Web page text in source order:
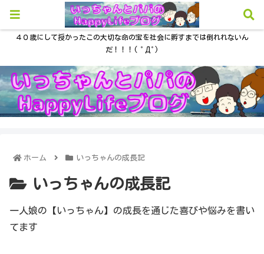
４０歳にして授かったこの大切な命の宝を社会に孵すまでは倒れれないん
だ！！！( ﾟДﾟ)
ホーム いっちゃんの成長記
いっちゃんの成長記
一人娘の【いっちゃん】の成長を通じた喜びや悩みを書い
てます